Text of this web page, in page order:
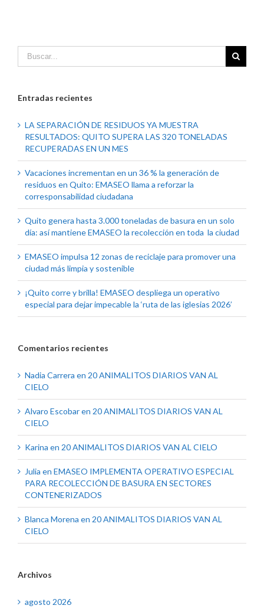
Entradas recientes
LA SEPARACIÓN DE RESIDUOS YA MUESTRA
RESULTADOS: QUITO SUPERA LAS 320 TONELADAS
RECUPERADAS EN UN MES
Vacaciones incrementan en un 36 % la generación de
residuos en Quito: EMASEO llama a reforzar la
corresponsabilidad ciudadana
Quito genera hasta 3.000 toneladas de basura en un solo
día: así mantiene EMASEO la recolección en toda la ciudad
EMASEO impulsa 12 zonas de reciclaje para promover una
ciudad más limpia y sostenible
¡Quito corre y brilla! EMASEO despliega un operativo
especial para dejar impecable la ‘ruta de las iglesias 2026’
Comentarios recientes
Nadia Carrera en 20 ANIMALITOS DIARIOS VAN AL
CIELO
Alvaro Escobaren 20 ANIMALITOS DIARIOS VAN AL
CIELO
Karina en 20 ANIMALITOS DIARIOS VAN AL CIELO
Julia en EMASEO IMPLEMENTA OPERATIVO ESPECIAL
PARA RECOLECCIÓN DE BASURA EN SECTORES
CONTENERIZADOS
Blanca Morena en 20 ANIMALITOS DIARIOS VAN AL
CIELO
Archivos
agosto 2026